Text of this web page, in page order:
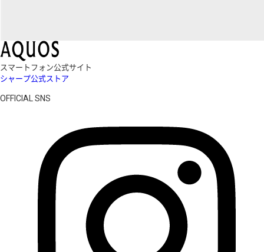
スマートフォン公式サイト
シャープ公式ストア
OFFICIAL SNS